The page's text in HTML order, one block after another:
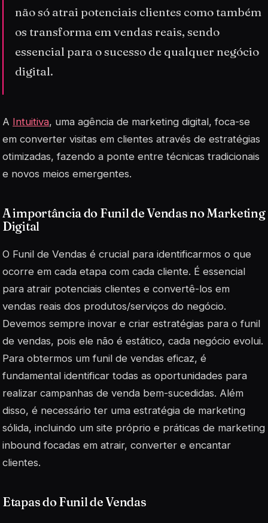
não só atrai potenciais clientes como também
os transforma em vendas reais, sendo
essencial para o sucesso de qualquer negócio
digital.
A Intuitiva, uma agência de marketing digital, foca-se
em converter visitas em clientes através de estratégias
otimizadas, fazendo a ponte entre técnicas tradicionais
e novos meios emergentes.
A importância do Funil de Vendas no Marketing
Digital
O Funil de Vendas é crucial para identificarmos o que
ocorre em cada etapa com cada cliente. É essencial
para atrair potenciais clientes e convertê-los em
vendas reais dos produtos/serviços do negócio.
Devemos sempre inovar e criar estratégias para o funil
de vendas, pois ele não é estático, cada negócio evolui.
Para obtermos um funil de vendas eficaz, é
fundamental identificar todas as oportunidades para
realizar campanhas de venda bem-sucedidas. Além
disso, é necessário ter uma estratégia de marketing
sólida, incluindo um site próprio e práticas de marketing
inbound focadas em atrair, converter e encantar
clientes.
Etapas do Funil de Vendas